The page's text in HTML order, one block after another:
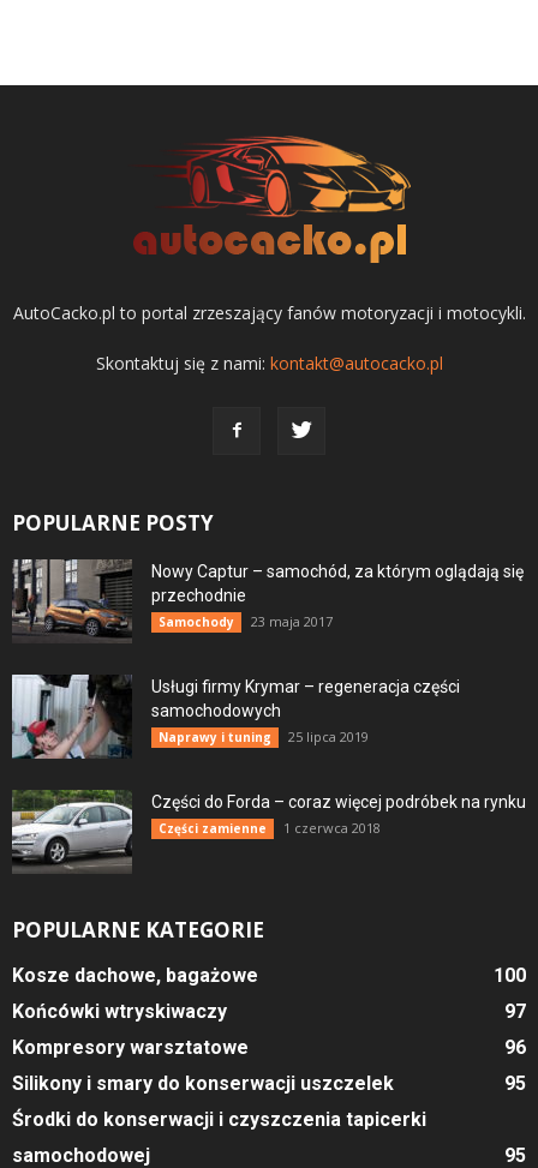
AutoCacko.pl to portal zrzeszający fanów motoryzacji i motocykli.
Skontaktuj się z nami: kontakt@autocacko.pl
POPULARNE POSTY
Nowy Captur – samochód, za którym oglądają się
przechodnie
Samochody 23 maja 2017
Usługi firmy Krymar – regeneracja części
samochodowych
Naprawy i tuning 25 lipca 2019
Części do Forda – coraz więcej podróbek na rynku
Części zamienne 1 czerwca 2018
POPULARNE KATEGORIE
Kosze dachowe, bagażowe
100
Końcówki wtryskiwaczy
97
Kompresory warsztatowe
96
Silikony i smary do konserwacji uszczelek
95
Środki do konserwacji i czyszczenia tapicerki
samochodowej
95